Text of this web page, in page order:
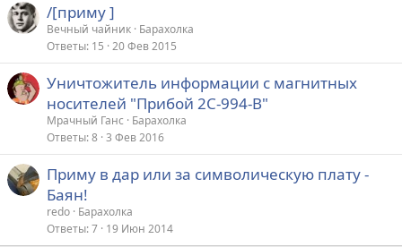
/[приму ]
Вечный чайник Барахолка
Ответы 15 20 Фев 2015
Уничтожитель информации с магнитных
носителей "Прибой 2С-994-В"
Мрачный Ганс
Барахолка
Ответы 8 3 Фев 2016
Приму в дар или за символическую плату -
Баян!
redo Барахолка
Ответы 7 19 Июн 2014